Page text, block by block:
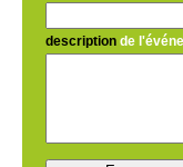
description de